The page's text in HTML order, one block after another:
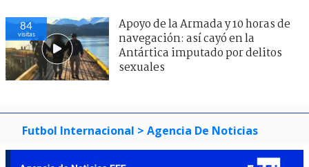
84
visitas
Apoyo de la Armada y 10 horas de
navegación: así cayó en la
Antártica imputado por delitos
sexuales
Futbol Internacional > Agencia De Noticias